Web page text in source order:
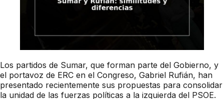
Los partidos de Sumar, que forman parte del Gobierno, y
el portavoz de ERC en el Congreso, Gabriel Rufián, han
presentado recientemente sus propuestas para consolidar
la unidad de las fuerzas políticas a la izquierda del PSOE.